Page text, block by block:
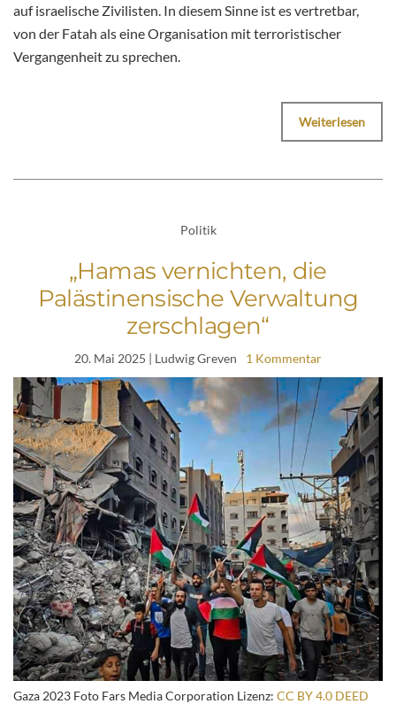
auf israelische Zivilisten. In diesem Sinne ist es vertretbar,
von der Fatah als eine Organisation mit terroristischer
Vergangenheit zu sprechen.
Weiterlesen
Politik
„Hamas vernichten, die
Palästinensische Verwaltung
zerschlagen“
20. Mai 2025 | Ludwig Greven 1 Kommentar
Gaza 2023 Foto Fars Media Corporation Lizenz: CC BY 4.0 DEED